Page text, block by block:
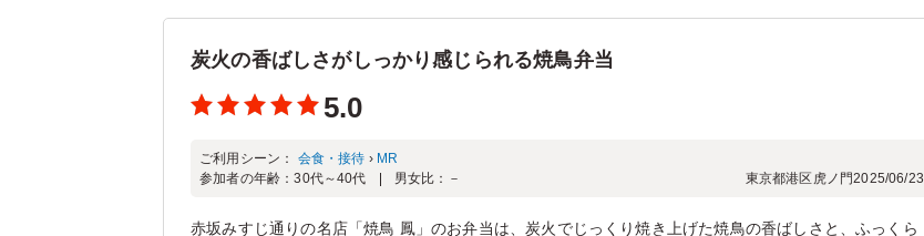
炭火の香ばしさがしっかり感じられる焼鳥弁当
5.0
ご利用シーン： 会食・接待 › MR
参加者の年齢：30代～40代 男女比： － 東京都港区虎ノ門2025/06/23
赤坂みすじ通りの名店「焼鳥 鳳」のお弁当は、炭火でじっくり焼き上げた焼鳥の香ばしさと、ふっくら